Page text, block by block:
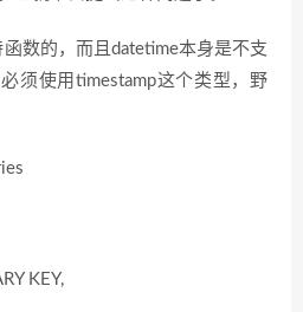
数的，而且datetime本身是不支
须使用timestamp这个类型，野
KEY,